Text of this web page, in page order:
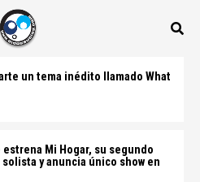
un tema inédito llamado What
Mi Hogar, su segundo
y anuncia único show en